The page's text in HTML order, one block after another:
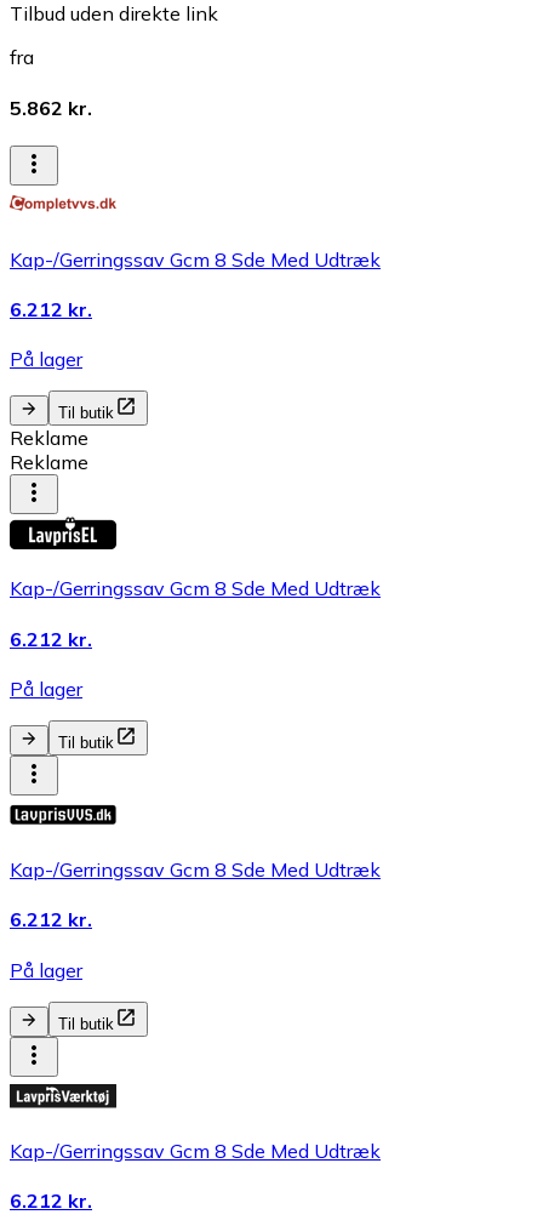
Tilbud uden direkte link
fra
5.862 kr.
Kap-/Gerringssav Gcm 8 Sde Med Udtræk
6.212 kr.
På lager
Til butik
Reklame
Reklame
Kap-/Gerringssav Gcm 8 Sde Med Udtræk
6.212 kr.
På lager
Til butik
Kap-/Gerringssav Gcm 8 Sde Med Udtræk
6.212 kr.
På lager
Til butik
Kap-/Gerringssav Gcm 8 Sde Med Udtræk
6.212 kr.